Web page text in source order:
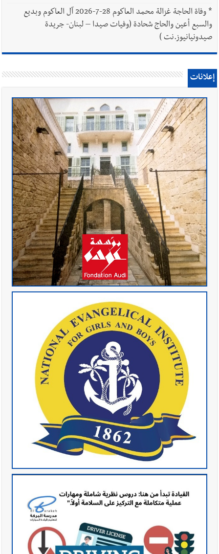
*
وفاة الحاجة غزالة محمد العاكوم 28-7-2026 آل العاكوم وبديع
والسبع أعين والحاج شحادة (وفيات صيدا – لبنان- جريدة
صيدونيانيوز.نت )
إعلانات